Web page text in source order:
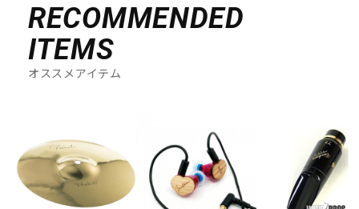
中古
RECOMMENDED
ITEMS
オススメアイテム